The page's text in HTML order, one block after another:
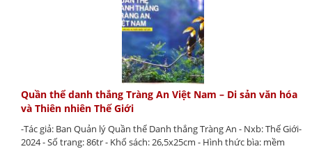
Quần thể danh thắng Tràng An Việt Nam – Di sản văn hóa
và Thiên nhiên Thế Giới
-Tác giả: Ban Quản lý Quần thể Danh thắng Tràng An - Nxb: Thế Giới-
2024 - Số trang: 86tr - Khổ sách: 26,5x25cm - Hình thức bìa: mềm